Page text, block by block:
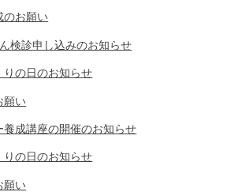
のお願い
検診申し込みのお知らせ
りの日のお知らせ
願い
養成講座の開催のお知らせ
りの日のお知らせ
願い